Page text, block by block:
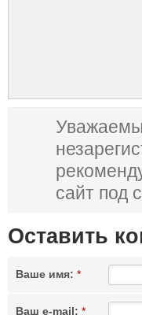
сайт под
Оставить
Ваше имя: *
Ваш e-mail: *